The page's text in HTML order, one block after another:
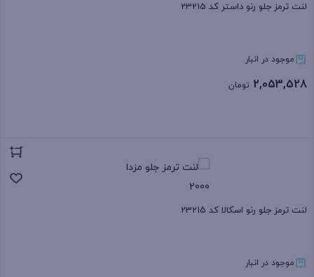
لنت ترمز جلو رنو داستر کد 23215
موجود در انبار
2,053,528 تومان
لنت ترمز جلو رنو اسکالا کد 23215
موجود در انبار